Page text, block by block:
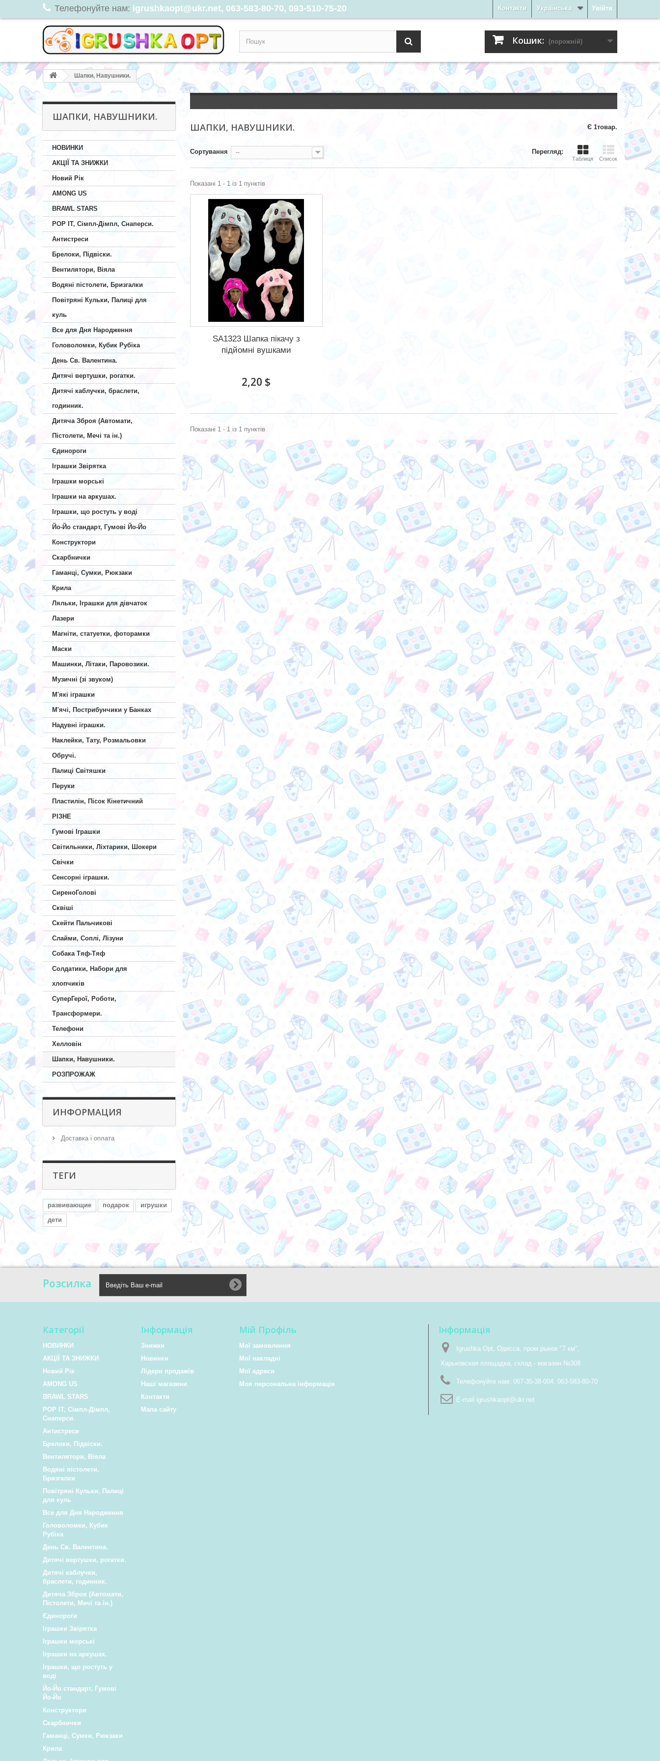
Увійти
Українська
Контакти
Телефонуйте нам: igrushkaopt@ukr.net, 063-583-80-70, 093-510-75-20
Кошик: (порожній)
Шапки, Навушники.
ШАПКИ, НАВУШНИКИ.
НОВИНКИ
АКЦІЇ ТА ЗНИЖКИ
Новий Рік
AMONG US
BRAWL STARS
POP IT, Сімпл-Дімпл, Снаперси.
Антистреси
Брелоки, Підвіски.
Вентилятори, Віяла
Водяні пістолети, Бризгалки
Повітряні Кульки, Палиці для
куль
Все для Дня Народження
Головоломки, Кубик Рубіка
День Св. Валентина.
Дитячі вертушки, рогатки.
Дитячі каблучки, браслети,
годинник.
Дитяча Зброя (Автомати,
Пістолети, Мечі та ін.)
Єдинороги
Іграшки Звірятка
Іграшки морські
Іграшки на аркушах.
Іграшки, що ростуть у воді
Йо-Йо стандарт, Гумові Йо-Йо
Конструктори
Скарбнички
Гаманці, Сумки, Рюкзаки
Крила
Ляльки, Іграшки для дівчаток
Лазери
Магніти, статуетки, фоторамки
Маски
Машинки, Літаки, Паровозики.
Музичні (зі звуком)
М'які іграшки
М'ячі, Пострибунчики у Банках
Надувні іграшки.
Наклейки, Тату, Розмальовки
Обручі.
Палиці Світяшки
Перуки
Пластилін, Пісок Кінетичний
РІЗНЕ
Гумові Іграшки
Світильники, Ліхтарики, Шокери
Свічки
Сенсорні іграшки.
СиреноГолові
Сквіші
Скейти Пальчикові
Слайми, Соплі, Лізуни
Собака Тяф-Тяф
Солдатики, Набори для
хлопчиків
СуперГерої, Роботи,
Трансформери.
Телефони
Хелловін
Шапки, Навушники.
РОЗПРОЖАЖ
ИНФОРМАЦИЯ
Доставка і оплата
ТЕГИ
развивающие подарок
игрушки
дети
ШАПКИ, НАВУШНИКИ. Є 1товар.
Перегляд:
Таблиця Список
Сортування --
Показані 1 - 1 із 1 пунктів
SA1323 Шапка пікачу з
підйомні вушками
2,20 $
Показані 1 - 1 із 1 пунктів
Розсилка
Категорії
НОВИНКИ
АКЦІЇ ТА ЗНИЖКИ
Новий Рік
AMONG US
BRAWL STARS
POP IT, Сімпл-Дімпл,
Снаперси.
Антистреси
Брелоки, Підвіски.
Вентилятори, Віяла
Водяні пістолети,
Бризгалки
Повітряні Кульки, Палиці
для куль
Все для Дня Народження
Головоломки, Кубик
Рубіка
День Св. Валентина.
Дитячі вертушки, рогатки.
Дитячі каблучки,
браслети, годинник.
Дитяча Зброя (Автомати,
Пістолети, Мечі та ін.)
Єдинороги
Іграшки Звірятка
Іграшки морські
Іграшки на аркушах.
Іграшки, що ростуть у
воді
Йо-Йо стандарт, Гумові
Йо-Йо
Конструктори
Скарбнички
Гаманці, Сумки, Рюкзаки
Крила
Інформація
Знижки
Новинки
Лідери продажів
Наші магазини
Контакти
Мапа сайту
Мій Профіль
Мої замовлення
Мої накладні
Мої адреси
Моя персональна інформація
Інформація
Igrushka Opt, Одесса, пром рынок "7 км",
Харьковская площадка, склад - магазин №308
Телефонуйте нам: 067-35-38-004, 063-583-80-70
E-maіl igrushkaopt@ukr.net